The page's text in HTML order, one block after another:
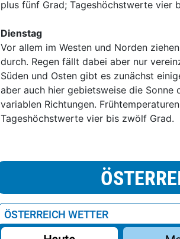
plus fünf Grad; Tageshöchstwerte vier
Dienstag
Vor allem im Westen und Norden
durch. Regen fällt dabei aber nur
Süden und Osten gibt es zunächst
aber auch hier gebietsweise die
variablen Richtungen.
Tageshöchstwerte vier bis zwölf Grad.
ÖSTERREICH WETTER